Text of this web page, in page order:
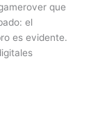
que
el
es evidente.